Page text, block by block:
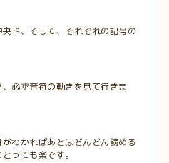
ド、そして、それぞれの記号の
必ず音符の動きを見て行きま
わかればあとはどんどん読める
っても楽です。